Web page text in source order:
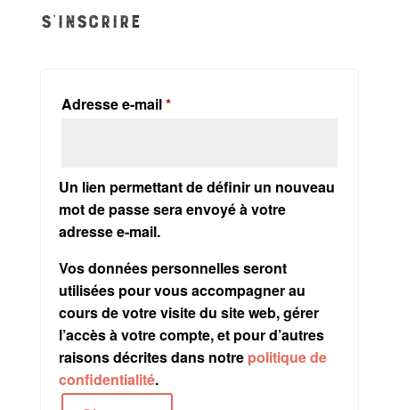
S’inscrire
Adresse e-mail*Obligatoire
Un lien permettant de définir un nouveau
mot de passe sera envoyé à votre
adresse e-mail.
Vos données personnelles seront
utilisées pour vous accompagner au
cours de votre visite du site web, gérer
l’accès à votre compte, et pour d’autres
raisons décrites dans notre politique de
confidentialité.